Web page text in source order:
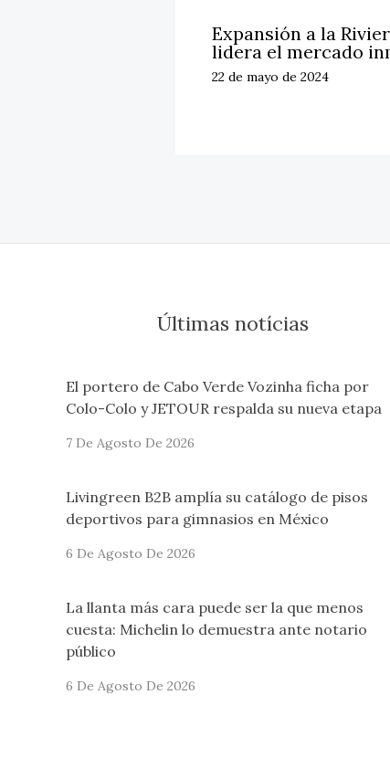
Expansión a la
lidera el mercado
22 de mayo de 2024
Últimas notícias
El portero de Cabo Verde Vozinha ficha por
Colo-Colo y JETOUR respalda su nueva etapa
7 De Agosto De 2026
Livingreen B2B amplía su catálogo de pisos
deportivos para gimnasios en México
6 De Agosto De 2026
La llanta más cara puede ser la que menos
cuesta: Michelin lo demuestra ante notario
público
6 De Agosto De 2026